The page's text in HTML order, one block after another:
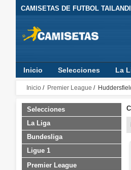
CAMISETAS DE FUTBOL
Inicio Selecciones La
Inicio / Premier League /
Selecciones
La Liga
Bundesliga
Ligue 1
Premier League